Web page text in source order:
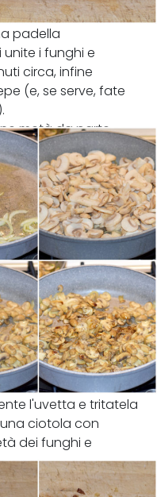
padella
i funghi e
circa, infine
(e, se serve, fate
metà da parte.
l'uvetta e tritatela
una ciotola con
dei funghi e